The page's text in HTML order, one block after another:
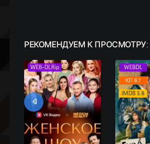
РЕКОМЕНДУЕМ К ПРОСМОТРУ:
WEB-DLRip
WEBDL
КП 6.1
IMDB 5.8